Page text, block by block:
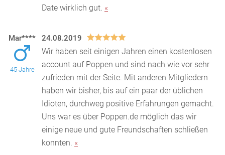
Date wirklich gut. «
Mar****
45 Jahre
24.08.2019
Wir haben seit einigen Jahren einen kostenlosen
account auf Poppen und sind nach wie vor sehr
zufrieden mit der Seite. Mit anderen Mitgliedern
haben wir bisher, bis auf ein paar der üblichen
Idioten, durchweg positive Erfahrungen gemacht.
Uns war es über Poppen.de möglich das wir
einige neue und gute Freundschaften schließen
konnten. «